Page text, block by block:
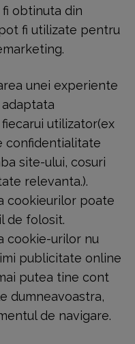
obtinuta din
fi utilizate pentru
unei experiente
utilizator(ex
confidentialitate
site-ului, cosuri
relevanta.).
cookieurilor poate
de folosit.
cookie-urilor nu
publicitate online
putea tine cont
dumneavoastra,
de navigare.